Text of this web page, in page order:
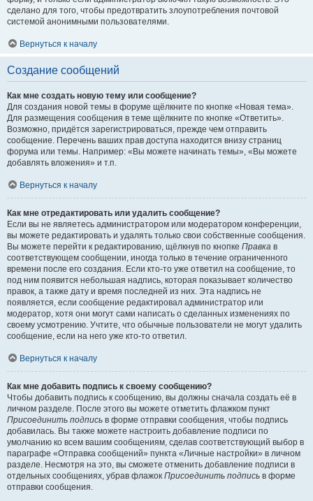
сделано для того, чтобы предотвратить злоупотребления почтовой
системой анонимными пользователями.
Вернуться к началу
Создание сообщений
Как мне создать новую тему или сообщение?
Для создания новой темы в форуме щёлкните по кнопке «Новая тема».
Для размещения сообщения в теме щёлкните по кнопке «Ответить».
Возможно, придётся зарегистрироваться, прежде чем отправить
сообщение. Перечень ваших прав доступа находится внизу страниц
форума или темы. Например: «Вы можете начинать темы», «Вы можете
добавлять вложения» и т.п.
Вернуться к началу
Как мне отредактировать или удалить сообщение?
Если вы не являетесь администратором или модератором конференции,
вы можете редактировать и удалять только свои собственные сообщения.
Вы можете перейти к редактированию, щёлкнув по кнопке Правка в
соответствующем сообщении, иногда только в течение ограниченного
времени после его создания. Если кто-то уже ответил на сообщение, то
под ним появится небольшая надпись, которая показывает количество
правок, а также дату и время последней из них. Эта надпись не
появляется, если сообщение редактировал администратор или
модератор, хотя они могут сами написать о сделанных изменениях по
своему усмотрению. Учтите, что обычные пользователи не могут удалить
сообщение, если на него уже кто-то ответил.
Вернуться к началу
Как мне добавить подпись к своему сообщению?
Чтобы добавить подпись к сообщению, вы должны сначала создать её в
личном разделе. После этого вы можете отметить флажком пункт
Присоединить подпись в форме отправки сообщения, чтобы подпись
добавилась. Вы также можете настроить добавление подписи по
умолчанию ко всем вашим сообщениям, сделав соответствующий выбор в
параграфе «Отправка сообщений» пункта «Личные настройки» в личном
разделе. Несмотря на это, вы сможете отменить добавление подписи в
отдельных сообщениях, убрав флажок Присоединить подпись в форме
отправки сообщения.